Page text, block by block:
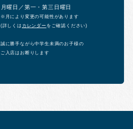
月曜日／第一・第三日曜日
※月により変更の可能性があります
(詳しくは カレンダー をご確認ください)
誠に勝手ながら中学生未満のお子様の
ご入店はお断りします